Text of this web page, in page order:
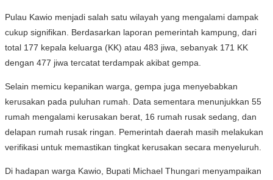
Pulau Kawio menjadi salah satu wilayah yang mengalami dampak
cukup signifikan. Berdasarkan laporan pemerintah kampung, dari
total 177 kepala keluarga (KK) atau 483 jiwa, sebanyak 171 KK
dengan 477 jiwa tercatat terdampak akibat gempa.
Selain memicu kepanikan warga, gempa juga menyebabkan
kerusakan pada puluhan rumah. Data sementara menunjukkan 55
rumah mengalami kerusakan berat, 16 rumah rusak sedang, dan
delapan rumah rusak ringan. Pemerintah daerah masih melakukan
verifikasi untuk memastikan tingkat kerusakan secara menyeluruh.
Di hadapan warga Kawio, Bupati Michael Thungari menyampaikan